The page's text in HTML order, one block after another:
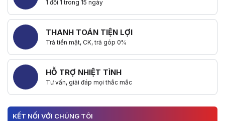
1 đổi 1 trong 15 ngày
THANH TOÁN TIỆN LỢI
Trả tiền mặt, CK, trả góp 0%
HỖ TRỢ NHIỆT TÌNH
Tư vấn, giải đáp mọi thắc mắc
KẾT NỐI VỚI CHÚNG TÔI